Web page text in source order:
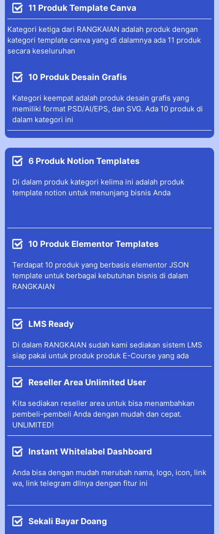
11 Produk Template Canva
Kategori ketiga dari RANGKAIAN adalah produk dengan
kategori template canva yang di dalamnya ada 11 produk
secara keseluruhan
10 Produk Desain Grafis
Kategori keempat adalah produk desain grafis yang
memiliki format PSD/AI/EPS, dan SVG. Ada 10 produk di
dalam kategori ini
6 Produk Notion Templates
Di dalam produk kategori kelima ini adalah produk
template notion untuk menunjang bisnis Anda
10 Produk Elementor Templates
Terdapat 10 produk yang berbasis elementor JSON
template untuk berbagai kebutuhan bisnis di dalam
RANGKAIAN
LMS Ready
Di dalam RANGKAIAN sudah kami sediakan sistem LMS
siap pakai untuk produk produk E-Course yang ada
Reseller Area Unlimited User
Kita sediakan reseller area untuk bisa menambahkan
pembeli-pembeli Anda dengan mudah dan cepat.
UNLIMITED!
Instant Whitelabel Dashboard
Anda bisa dengan mudah merubah nama, logo, icon, link
wa, link telegram dllnya dengan fitur ini
Sekali Bayar Doang